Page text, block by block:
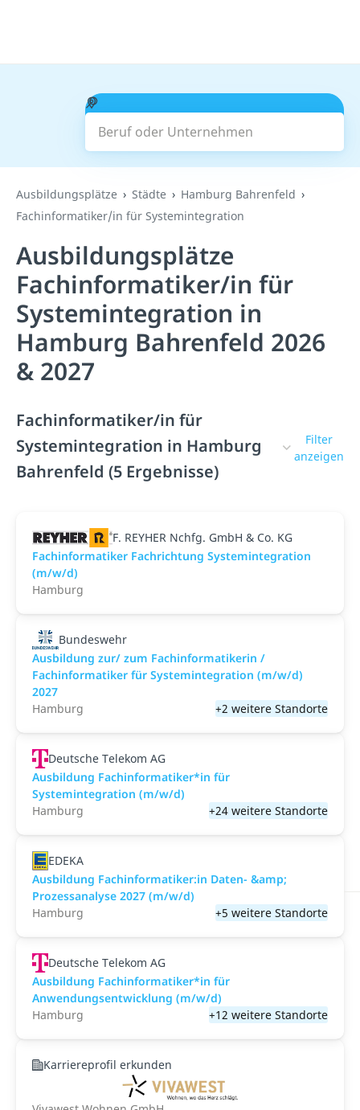
Beruf oder Unternehmen
Suchen
Ausbildungsplätze Städte
Hamburg Bahrenfeld
Fachinformatiker/in für Systemintegration
Ausbildungsplätze
Fachinformatiker/in für
Systemintegration in
Hamburg Bahrenfeld 2026
& 2027
Fachinformatiker/in für
Systemintegration in Hamburg
Bahrenfeld (5 Ergebnisse)
Filter
anzeigen
F. REYHER Nchfg. GmbH & Co. KG
Fachinformatiker Fachrichtung Systemintegration
(m/w/d)
Hamburg
Bundeswehr
Ausbildung zur/ zum Fachinformatikerin /
Fachinformatiker für Systemintegration (m/w/d)
2027
Hamburg
+2 weitere Standorte
Deutsche Telekom AG
Ausbildung Fachinformatiker*in für
Systemintegration (m/w/d)
Hamburg
+24 weitere Standorte
EDEKA
Ausbildung Fachinformatiker:in Daten- &amp;
Prozessanalyse 2027 (m/w/d)
Hamburg
+5 weitere Standorte
Deutsche Telekom AG
Ausbildung Fachinformatiker*in für
Anwendungsentwicklung (m/w/d)
Hamburg
+12 weitere Standorte
Karriereprofil erkunden